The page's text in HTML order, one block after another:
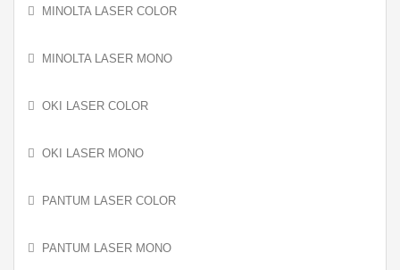
MINOLTA LASER COLOR
MINOLTA LASER MONO
OKI LASER COLOR
OKI LASER MONO
PANTUM LASER COLOR
PANTUM LASER MONO